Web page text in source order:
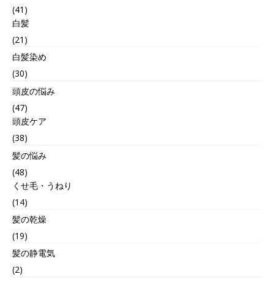
(41)
白髪
(21)
白髪染め
(30)
頭皮の悩み
(47)
頭皮ケア
(38)
髪の悩み
(48)
くせ毛・うねり
(14)
髪の乾燥
(19)
髪の静電気
(2)